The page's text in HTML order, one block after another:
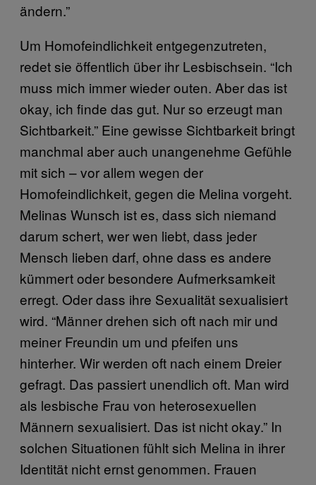
ändern.”
Um Homofeindlichkeit entgegenzutreten,
redet sie öffentlich über ihr Lesbischsein. “Ich
muss mich immer wieder outen. Aber das ist
okay, ich finde das gut. Nur so erzeugt man
Sichtbarkeit.” Eine gewisse Sichtbarkeit bringt
manchmal aber auch unangenehme Gefühle
mit sich – vor allem wegen der
Homofeindlichkeit, gegen die Melina vorgeht.
Melinas Wunsch ist es, dass sich niemand
darum schert, wer wen liebt, dass jeder
Mensch lieben darf, ohne dass es andere
kümmert oder besondere Aufmerksamkeit
erregt. Oder dass ihre Sexualität sexualisiert
wird. “Männer drehen sich oft nach mir und
meiner Freundin um und pfeifen uns
hinterher. Wir werden oft nach einem Dreier
gefragt. Das passiert unendlich oft. Man wird
als lesbische Frau von heterosexuellen
Männern sexualisiert. Das ist nicht okay.” In
solchen Situationen fühlt sich Melina in ihrer
Identität nicht ernst genommen. Frauen